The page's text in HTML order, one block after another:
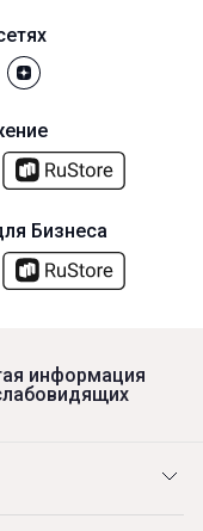
информация
Бизнеса